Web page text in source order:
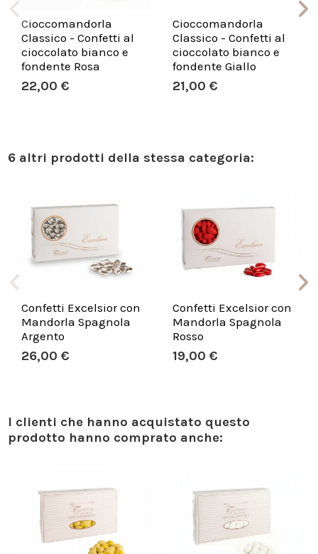
Cioccomandorla
Classico - Confetti al
cioccolato bianco e
fondente Rosa
22,00 €
Cioccomandorla
Classico - Confetti al
cioccolato bianco e
fondente Giallo
21,00 €
6 altri prodotti della stessa categoria:
Confetti Excelsior con
Mandorla Spagnola
Argento
26,00 €
Confetti Excelsior con
Mandorla Spagnola
Rosso
19,00 €
I clienti che hanno acquistato questo
prodotto hanno comprato anche: